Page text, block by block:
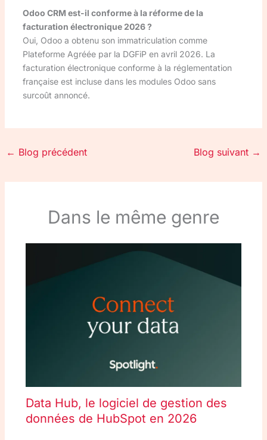
Odoo CRM est-il conforme à la réforme de la
facturation électronique 2026 ?
Oui, Odoo a obtenu son immatriculation comme
Plateforme Agréée par la DGFiP en avril 2026. La
facturation électronique conforme à la réglementation
française est incluse dans les modules Odoo sans
surcoût annoncé.
← Blog précédent Blog suivant →
Dans le même genre
Data Hub, le logiciel de gestion des
données de HubSpot en 2026